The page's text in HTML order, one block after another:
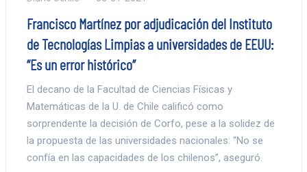
Francisco Martínez por adjudicación del Instituto
de Tecnologías Limpias a universidades de EEUU:
“Es un error histórico”
El decano de la Facultad de Ciencias Físicas y
Matemáticas de la U. de Chile calificó como
sorprendente la decisión de Corfo, pese a la solidez de
la propuesta de las universidades nacionales: “No se
confía en las capacidades de los chilenos”, aseguró.